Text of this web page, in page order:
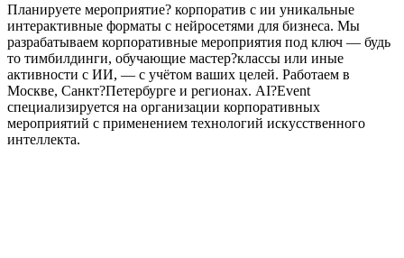
Планируете мероприятие? корпоратив с ии уникальные
интерактивные форматы с нейросетями для бизнеса. Мы
разрабатываем корпоративные мероприятия под ключ — будь
то тимбилдинги, обучающие мастер?классы или иные
активности с ИИ, — с учётом ваших целей. Работаем в
Москве, Санкт?Петербурге и регионах. AI?Event
специализируется на организации корпоративных
мероприятий с применением технологий искусственного
интеллекта.